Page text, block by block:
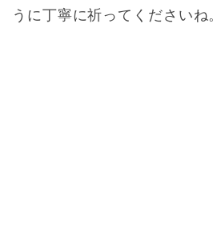
うに丁寧に祈ってくださいね。